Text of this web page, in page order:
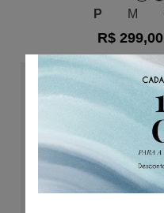
P M
R$ 299,00